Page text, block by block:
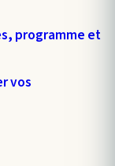
programme et
vos